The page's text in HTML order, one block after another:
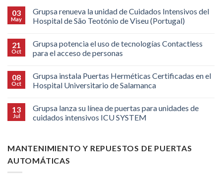
03
May
Grupsa renueva la unidad de Cuidados Intensivos del
Hospital de São Teotónio de Viseu (Portugal)
21
Oct
Grupsa potencia el uso de tecnologías Contactless
para el acceso de personas
08
Oct
Grupsa instala Puertas Herméticas Certificadas en el
Hospital Universitario de Salamanca
13
Jul
Grupsa lanza su línea de puertas para unidades de
cuidados intensivos ICU SYSTEM
MANTENIMIENTO Y REPUESTOS DE PUERTAS
AUTOMÁTICAS